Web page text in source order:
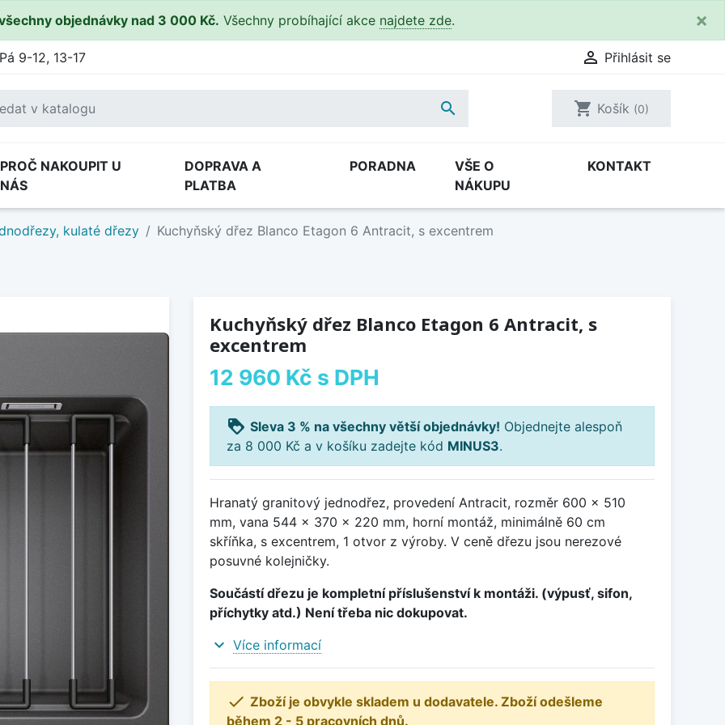
objednávky nad 3 000 Kč. Všechny probíhající akce najdete zde. ×
9-12, 13-17  Přihlásit se
 shopping_cart Košík (0)
PROČ NAKOUPIT U
NÁS
DOPRAVA A
PLATBA
PORADNA
VŠE O
NÁKUPU
KONTAKT
kulaté dřezy Kuchyňský dřez Blanco Etagon 6 Antracit, s excentrem
Kuchyňský dřez Blanco Etagon 6 Antracit, s
excentrem
12 960 Kč s DPH
loyalty Sleva 3 % na všechny větší objednávky! Objednejte alespoň
za 8 000 Kč a v košíku zadejte kód MINUS3.
Hranatý granitový jednodřez, provedení Antracit, rozměr 600 x 510
mm, vana 544 x 370 x 220 mm, horní montáž, minimálně 60 cm
skříňka, s excentrem, 1 otvor z výroby. V ceně dřezu jsou nerezové
posuvné kolejničky.
Součástí dřezu je kompletní příslušenství k montáži. (výpusť, sifon,
příchytky atd.) Není třeba nic dokupovat.
expand_more Více informací
 Zboží je obvykle skladem u dodavatele. Zboží odešleme
během 2 - 5 pracovních dnů.